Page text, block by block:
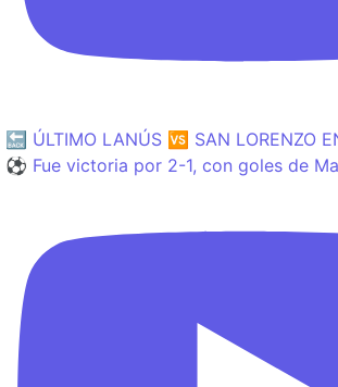
🔙 ÚLTIMO LANÚS 🆚 SAN LORENZO
⚽️ Fue victoria por 2-1, con goles de